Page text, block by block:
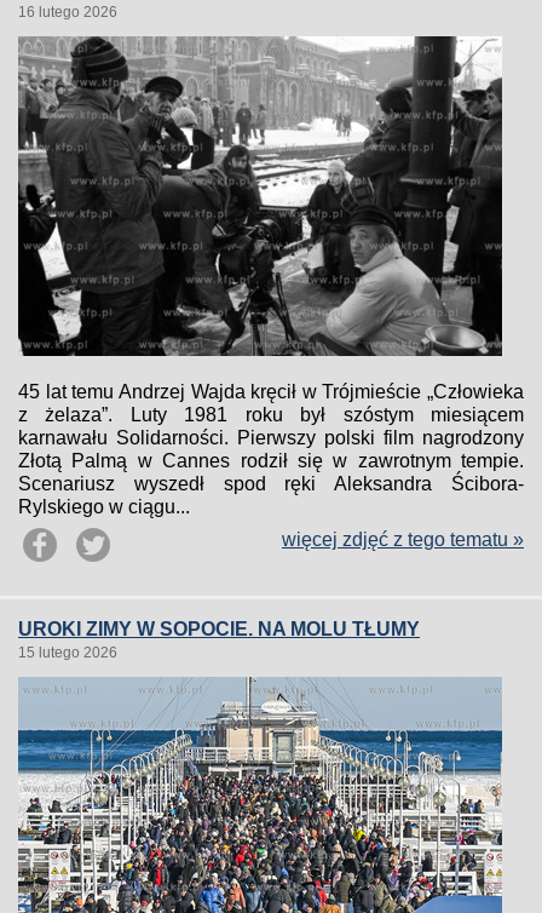
16 lutego 2026
45 lat temu Andrzej Wajda kręcił w Trójmieście „Człowieka
z żelaza”. Luty 1981 roku był szóstym miesiącem
karnawału Solidarności. Pierwszy polski film nagrodzony
Złotą Palmą w Cannes rodził się w zawrotnym tempie.
Scenariusz wyszedł spod ręki Aleksandra Ścibora-
Rylskiego w ciągu...
więcej zdjęć z tego tematu »
UROKI ZIMY W SOPOCIE. NA MOLU TŁUMY
15 lutego 2026